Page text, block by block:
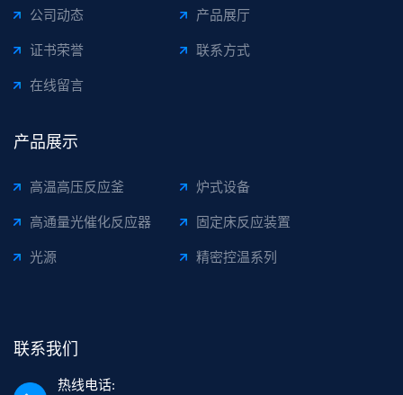
公司动态 产品展厅
证书荣誉 联系方式
在线留言
产品展示
高温高压反应釜 炉式设备
高通量光催化反应器 固定床反应装置
光源 精密控温系列
联系我们
热线电话: